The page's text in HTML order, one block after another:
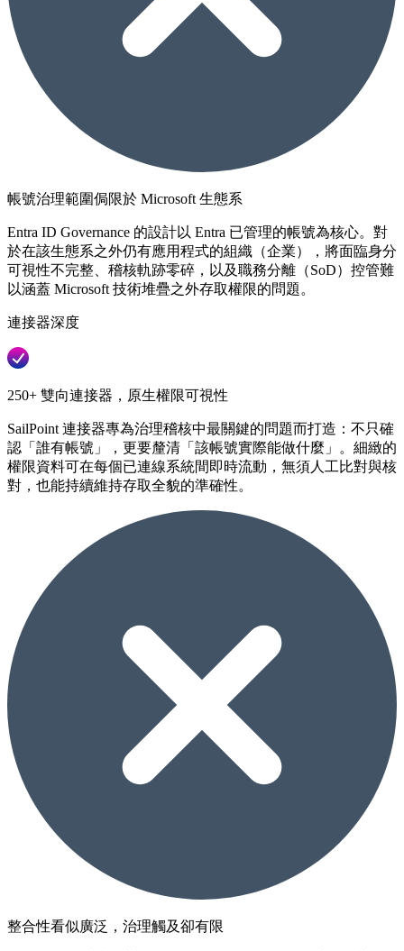
帳號治理範圍侷限於 Microsoft 生態系
Entra ID Governance 的設計以 Entra 已管理的帳號為核心。對
於在該生態系之外仍有應用程式的組織（企業），將面臨身分
可視性不完整、稽核軌跡零碎，以及職務分離（SoD）控管難
以涵蓋 Microsoft 技術堆疊之外存取權限的問題。
連接器深度
250+ 雙向連接器，原生權限可視性
SailPoint 連接器專為治理稽核中最關鍵的問題而打造：不只確
認「誰有帳號」，更要釐清「該帳號實際能做什麼」。細緻的
權限資料可在每個已連線系統間即時流動，無須人工比對與核
對，也能持續維持存取全貌的準確性。
整合性看似廣泛，治理觸及卻有限